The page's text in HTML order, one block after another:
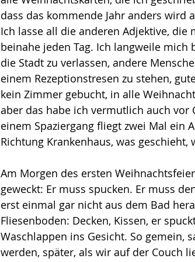
dass das kommende Jahr anders wird
Ich lasse all die anderen Adjektive, die
beinahe jeden Tag. Ich langweile
die Stadt zu verlassen, andere
einem Rezeptionstresen zu stehen,
kein Zimmer gebucht, in alle
aber das habe ich vermutlich auch vor
einem Spaziergang fliegt zwei Mal ein
Richtung Krankenhaus, was
Am Morgen des ersten
geweckt: Er muss spucken. Er muss
erst einmal gar nicht aus dem Bad
Fliesenboden: Decken, Kissen, er
Waschlappen ins Gesicht. So gemein,
werden, später, als wir auf der Couch